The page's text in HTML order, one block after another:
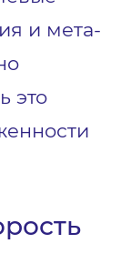
и мета-
это